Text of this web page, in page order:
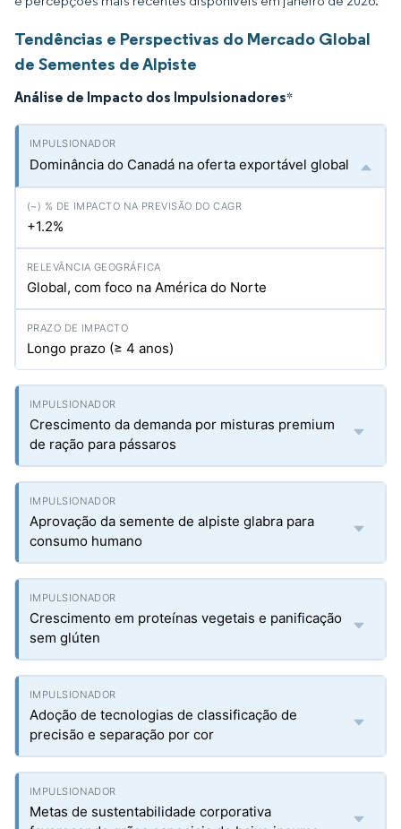
Tendências e Perspectivas do Mercado Global
de Sementes de Alpiste
Análise de Impacto dos Impulsionadores*
Dominância do Canadá na oferta exportável global
+1.2%
Global, com foco na América do Norte
Longo prazo (≥ 4 anos)
Crescimento da demanda por misturas premium
de ração para pássaros
Aprovação da semente de alpiste glabra para
consumo humano
Crescimento em proteínas vegetais e panificação
sem glúten
Adoção de tecnologias de classificação de
precisão e separação por cor
Metas de sustentabilidade corporativa